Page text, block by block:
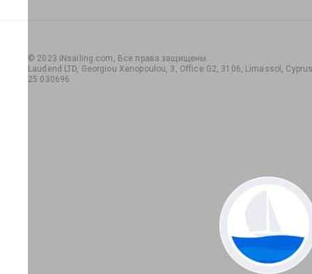
© 2023 iNsailing.com, Все права защищены.
Laudend LTD, Georgiou Xenopoulou, 3, Office G2, 3106, Limassol,
25 030696